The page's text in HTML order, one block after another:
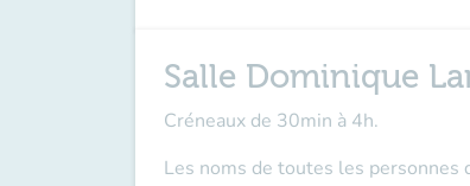
Salle Dominique
Créneaux de 30min à 4h.
Les noms de toutes les